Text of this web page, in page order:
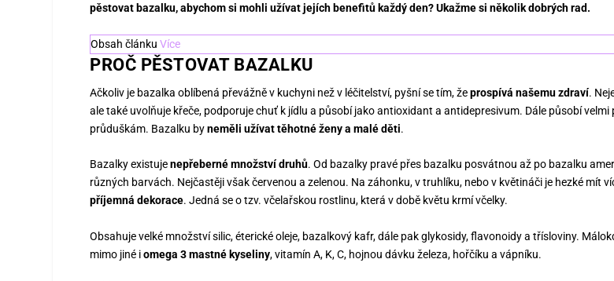
pěstovat bazalku, abychom si mohli užívat jejích benefitů každý den? Ukažme si několik dobrých rad.
Obsah článku Více
PROČ PĚSTOVAT BAZALKU
Ačkoliv je bazalka oblíbená převážně v kuchyni než v léčitelství, pyšní se tím, žeprospívá našemu zdraví.
ale také uvolňuje křeče, podporuje chuť k jídlu a působí jako antioxidant a antidepresivum. Dále působí velmi
průduškám. Bazalku byneměli užívat těhotné ženy a malé děti.
Bazalky existujenepřeberné množství druhů. Od bazalky pravé přes bazalku posvátnou až po bazalku
různých barvách. Nejčastěji však červenou a zelenou. Na záhonku, v truhlíku, nebo v květináči je hezké mít
příjemná dekorace. Jedná se o tzv. včelařskou rostlinu, která v době květu krmí včelky.
Obsahuje velké množství silic, éterické oleje, bazalkový kafr, dále pak glykosidy, flavonoidy a třísloviny.
mimo jiné iomega 3 mastné kyseliny, vitamín A, K, C, hojnou dávku železa, hořčíku a vápníku.